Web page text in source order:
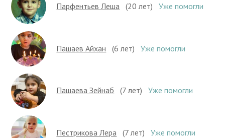
Парфентьев Леша (20 лет) Уже помогли
Пашаев Айхан (6 лет) Уже помогли
Пашаева Зейнаб (7 лет) Уже помогли
Пестрикова Лера (7 лет) Уже помогли